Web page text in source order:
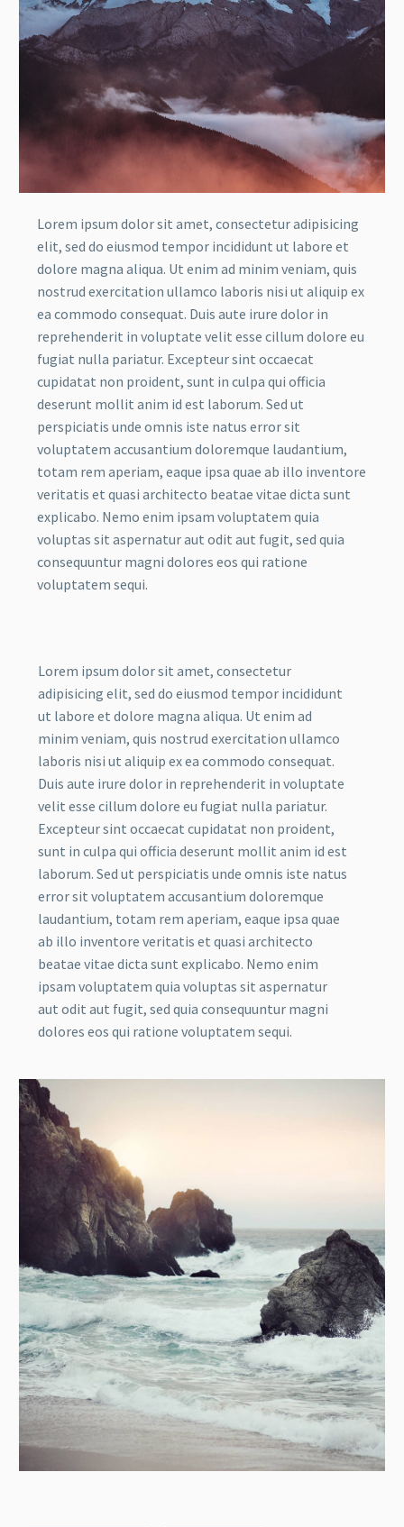
Lorem ipsum dolor sit amet, consectetur adipisicing
elit, sed do eiusmod tempor incididunt ut labore et
dolore magna aliqua. Ut enim ad minim veniam, quis
nostrud exercitation ullamco laboris nisi ut aliquip ex
ea commodo consequat. Duis aute irure dolor in
reprehenderit in voluptate velit esse cillum dolore eu
fugiat nulla pariatur. Excepteur sint occaecat
cupidatat non proident, sunt in culpa qui officia
deserunt mollit anim id est laborum. Sed ut
perspiciatis unde omnis iste natus error sit
voluptatem accusantium doloremque laudantium,
totam rem aperiam, eaque ipsa quae ab illo inventore
veritatis et quasi architecto beatae vitae dicta sunt
explicabo. Nemo enim ipsam voluptatem quia
voluptas sit aspernatur aut odit aut fugit, sed quia
consequuntur magni dolores eos qui ratione
voluptatem sequi.
Lorem ipsum dolor sit amet, consectetur
adipisicing elit, sed do eiusmod tempor incididunt
ut labore et dolore magna aliqua. Ut enim ad
minim veniam, quis nostrud exercitation ullamco
laboris nisi ut aliquip ex ea commodo consequat.
Duis aute irure dolor in reprehenderit in voluptate
velit esse cillum dolore eu fugiat nulla pariatur.
Excepteur sint occaecat cupidatat non proident,
sunt in culpa qui officia deserunt mollit anim id est
laborum. Sed ut perspiciatis unde omnis iste natus
error sit voluptatem accusantium doloremque
laudantium, totam rem aperiam, eaque ipsa quae
ab illo inventore veritatis et quasi architecto
beatae vitae dicta sunt explicabo. Nemo enim
ipsam voluptatem quia voluptas sit aspernatur
aut odit aut fugit, sed quia consequuntur magni
dolores eos qui ratione voluptatem sequi.